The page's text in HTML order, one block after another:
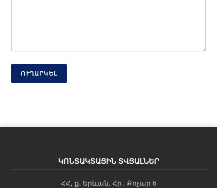
ՈՒՂԱՐԿԵԼ
ԿՈՆՏԱԿՏԱՅԻՆ ՏՎՅԱԼՆԵՐ
ՀՀ, ք. Երևան, Հր․ Քոչար 6